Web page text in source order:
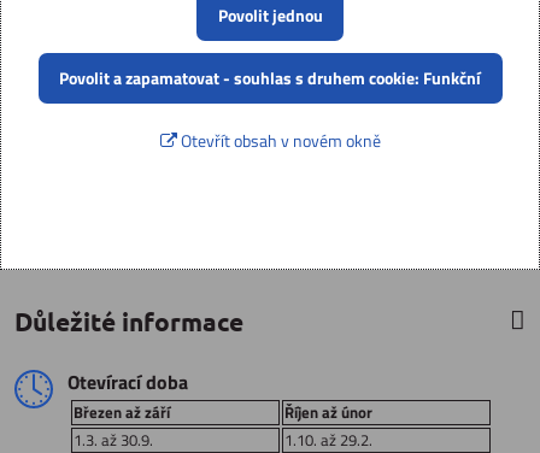
Povolit jednou
Povolit a zapamatovat - souhlas s druhem cookie: Funkční
Otevřít obsah v novém okně
Důležité informace
Otevírací doba
Březen až září
Říjen až únor
1.3. až 30.9.
1.10. až 29.2.